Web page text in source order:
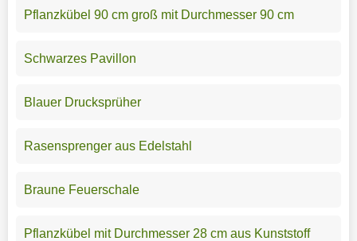
Pflanzkübel 90 cm groß mit Durchmesser 90 cm
Schwarzes Pavillon
Blauer Drucksprüher
Rasensprenger aus Edelstahl
Braune Feuerschale
Pflanzkübel mit Durchmesser 28 cm aus Kunststoff